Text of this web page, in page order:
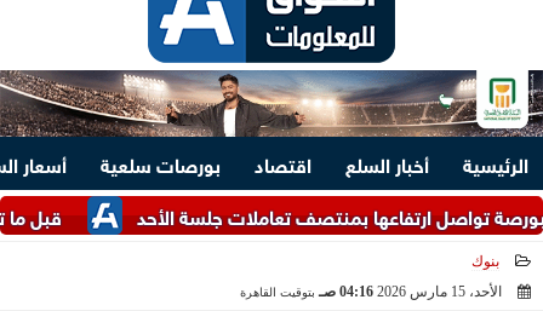
الرئيسية أخبار السلع اقتصاد بورصات سلعية
أسعار
قبل ما تشتري.. اعرف
ارتفاعها بمنتصف تعاملات جلسة الأحد
بنوك
الأحد، 15 مارس 2026
04:16 صـ بتوقيت القاهرة